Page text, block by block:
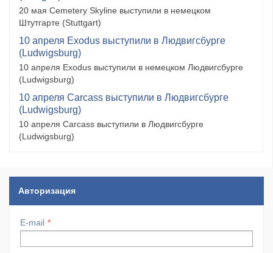
20 мая Cemetery Skyline выступили в немецком
Штутгарте (Stuttgart)
10 апреля Exodus выступили в Людвигсбурге
(Ludwigsburg)
10 апреля Exodus выступили в немецком Людвигсбурге
(Ludwigsburg)
10 апреля Carcass выступили в Людвигсбурге
(Ludwigsburg)
10 апреля Carcass выступили в Людвигсбурге
(Ludwigsburg)
Авторизация
E-mail